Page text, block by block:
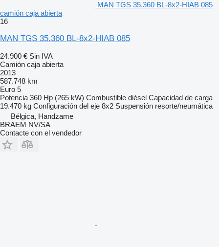
MAN TGS 35.360 BL-8x2-HIAB 085
camión caja abierta
16
MAN TGS 35.360 BL-8x2-HIAB 085
24.900 € Sin IVA
Camión caja abierta
2013
587.748 km
Euro 5
Potencia 360 Hp (265 kW) Combustible diésel Capacidad de carga
19.470 kg Configuración del eje 8x2 Suspensión resorte/neumática
Bélgica, Handzame
BRAEM NV/SA
Contacte con el vendedor